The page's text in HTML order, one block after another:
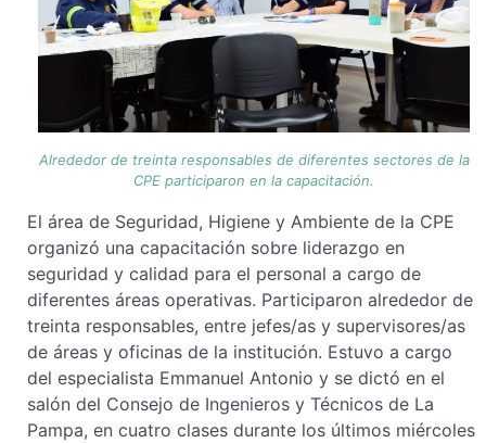
Alrededor de treinta responsables de diferentes sectores de la
CPE participaron en la capacitación.
El área de Seguridad, Higiene y Ambiente de la CPE
organizó una capacitación sobre liderazgo en
seguridad y calidad para el personal a cargo de
diferentes áreas operativas. Participaron alrededor de
treinta responsables, entre jefes/as y supervisores/as
de áreas y oficinas de la institución. Estuvo a cargo
del especialista Emmanuel Antonio y se dictó en el
salón del Consejo de Ingenieros y Técnicos de La
Pampa, en cuatro clases durante los últimos miércoles